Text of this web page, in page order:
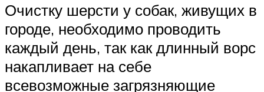
Очистку шерсти у собак, живущих в
городе, необходимо проводить
каждый день, так как длинный ворс
накапливает на себе
всевозможные загрязняющие